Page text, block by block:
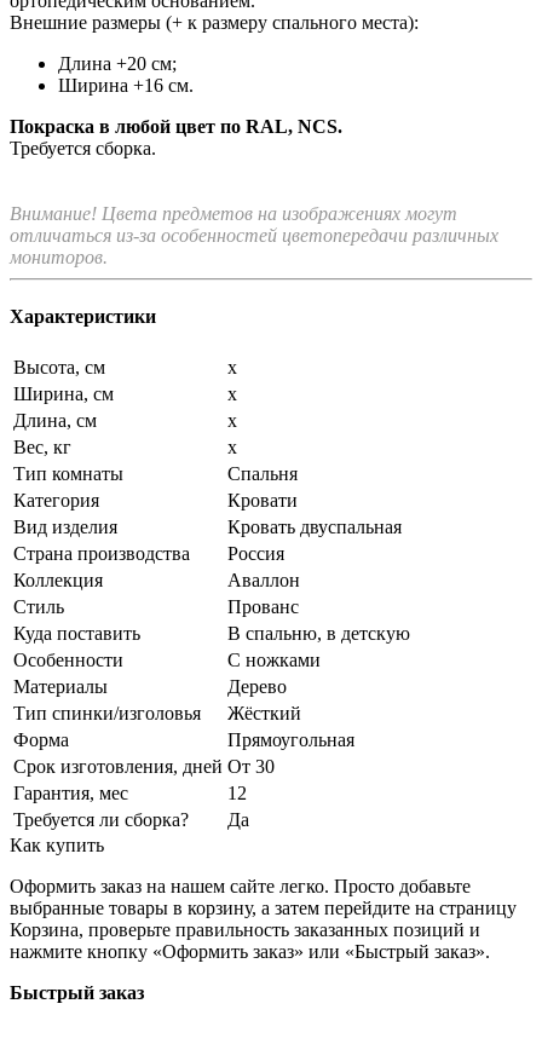
Внешние размеры (+ к размеру спального места):
Длина +20 см;
Ширина +16 см.
Покраска в любой цвет по RAL, NCS.
Требуется сборка.
Внимание! Цвета предметов на изображениях могут
отличаться из-за особенностей цветопередачи различных
мониторов.
Характеристики
Высота, см
x
Ширина, см
x
Длина, см
x
Вес, кг
x
Тип комнаты
Спальня
Категория
Кровати
Вид изделия
Кровать двуспальная
Страна производства
Россия
Коллекция
Аваллон
Стиль
Прованс
Куда поставить
В спальню, в детскую
Особенности
С ножками
Материалы
Дерево
Тип спинки/изголовья
Жёсткий
Форма
Прямоугольная
Срок изготовления, дней От 30
Гарантия, мес
12
Требуется ли сборка?
Да
Как купить
Оформить заказ на нашем сайте легко. Просто добавьте
выбранные товары в корзину, а затем перейдите на страницу
Корзина, проверьте правильность заказанных позиций и
нажмите кнопку «Оформить заказ» или «Быстрый заказ».
Быстрый заказ